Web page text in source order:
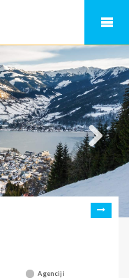
Agenciji